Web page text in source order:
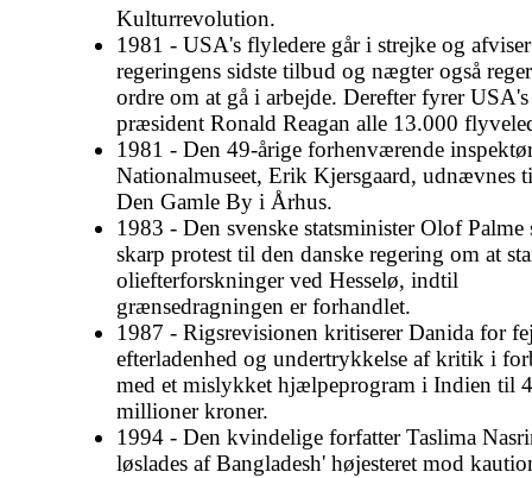
Kulturrevolution.
1981 - USA's flyledere går i strejke og afviser
regeringens sidste tilbud og nægter også
ordre om at gå i arbejde. Derefter fyrer USA's
præsident Ronald Reagan alle 13.000
1981 - Den 49-årige forhenværende
Nationalmuseet, Erik Kjersgaard, udnævnes
Den Gamle By i Århus.
1983 - Den svenske statsminister Olof Palme
skarp protest til den danske regering om at
oliefterforskninger ved Hesselø, indtil
grænsedragningen er forhandlet.
1987 - Rigsrevisionen kritiserer Danida for
efterladenhed og undertrykkelse af kritik i
med et mislykket hjælpeprogram i Indien til
millioner kroner.
1994 - Den kvindelige forfatter Taslima
løslades af Bangladesh' højesteret mod